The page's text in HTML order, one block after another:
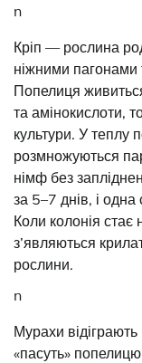
n
Кріп — рослина
ніжними пагонами
Попелиця
та амінокислоти,
культури. У теплу
розмножуються
німф без
за 5–7 днів, і
Коли колонія
з’являються
рослини.
n
Мурахи
«пасуть»